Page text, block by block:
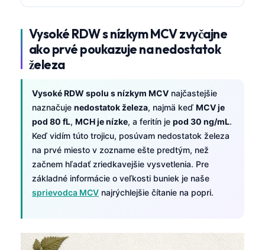
Vysoké RDW s nízkym MCV zvyčajne
ako prvé poukazuje na nedostatok
železa
Vysoké RDW spolu s nízkym MCV najčastejšie
naznačuje nedostatok železa, najmä keď MCV je
pod 80 fL, MCH je nízke, a feritín je pod 30 ng/mL.
Keď vidím túto trojicu, posúvam nedostatok železa
na prvé miesto v zozname ešte predtým, než
začnem hľadať zriedkavejšie vysvetlenia. Pre
základné informácie o veľkosti buniek je naše
sprievodca MCV najrýchlejšie čítanie na popri.